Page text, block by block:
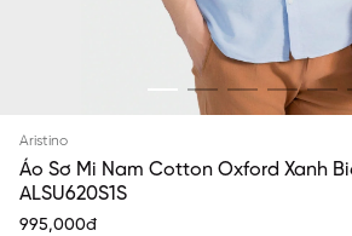
Aristino
Áo Sơ Mi Nam Cotton Oxford Xanh
ALSU620S1S
995,000đ